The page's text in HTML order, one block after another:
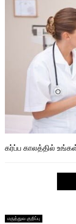
கர்ப்ப காலத்தில்
மருத்துவ குறிப்பு